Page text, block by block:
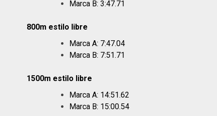
Marca B: 3:47.71
800m estilo libre
Marca A: 7:47.04
Marca B: 7:51.71
1500m estilo libre
Marca A: 14:51.62
Marca B: 15:00.54